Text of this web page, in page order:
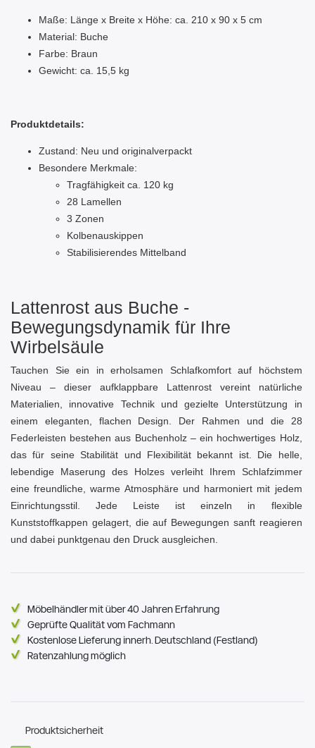
Maße: Länge x Breite x Höhe: ca. 210 x 90 x 5 cm
Material: Buche
Farbe: Braun
Gewicht: ca. 15,5 kg
Produktdetails:
Zustand: Neu und originalverpackt
Besondere Merkmale:
Tragfähigkeit ca. 120 kg
28 Lamellen
3 Zonen
Kolbenauskippen
Stabilisierendes Mittelband
Lattenrost aus Buche -
Bewegungsdynamik für Ihre
Wirbelsäule
Tauchen Sie ein in erholsamen Schlafkomfort auf höchstem
Niveau – dieser aufklappbare Lattenrost vereint natürliche
Materialien, innovative Technik und gezielte Unterstützung in
einem eleganten, flachen Design. Der Rahmen und die 28
Federleisten bestehen aus Buchenholz – ein hochwertiges Holz,
das für seine Stabilität und Flexibilität bekannt ist. Die helle,
lebendige Maserung des Holzes verleiht Ihrem Schlafzimmer
eine freundliche, warme Atmosphäre und harmoniert mit jedem
Einrichtungsstil. Jede Leiste ist einzeln in flexible
Kunststoffkappen gelagert, die auf Bewegungen sanft reagieren
und dabei punktgenau den Druck ausgleichen.
Möbelhändler mit über 40 Jahren Erfahrung
Geprüfte Qualität vom Fachmann
Kostenlose Lieferung innerh. Deutschland (Festland)
Ratenzahlung möglich
Produktsicherheit